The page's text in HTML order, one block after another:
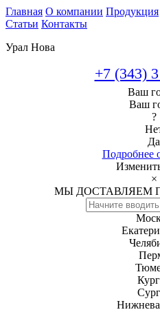
Главная О компании Продукция
Статьи Контакты
Урал Нова
+7 (343)
Ваш
Ваш
?
Да
Подробнее
×
МЫ ДОСТАВЛЯЕМ